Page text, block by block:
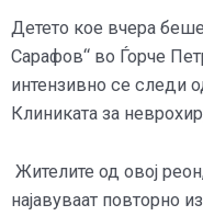
Детето кое вчера
Сарафов“ во Ѓорче
интензивно се следи
Клиниката за
Жителите од овој
најавуваат повторно